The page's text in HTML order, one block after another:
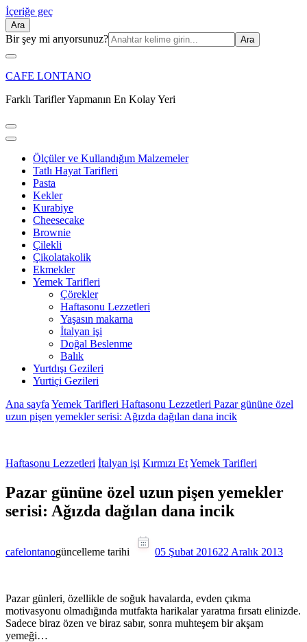
İçeriğe geç
Ara
Ara:
Bir şey mi arıyorsunuz?
CAFE LONTANO
Farklı Tarifler Yapmanın En Kolay Yeri
Ölçüler ve Kullandığım Malzemeler
Tatlı Hayat Tarifleri
Pasta
Kekler
Kurabiye
Cheesecake
Brownie
Çilekli
Çikolatakolik
Ekmekler
Yemek Tarifleri
Çörekler
Haftasonu Lezzetleri
Yaşasın makarna
İtalyan işi
Doğal Beslenme
Balık
Yurtdışı Gezileri
Yurtiçi Gezileri
Ana sayfa Yemek Tarifleri Haftasonu Lezzetleri Pazar gününe özel
uzun pişen yemekler serisi: Ağızda dağılan dana incik
Haftasonu Lezzetleri İtalyan işi Kırmızı EtYemek Tarifleri
Pazar gününe özel uzun pişen yemekler
serisi: Ağızda dağılan dana incik
cafelontanogüncelleme tarihi 05 Şubat 201622 Aralık 2013
Pazar günleri, özellikle de soğuk havalarda, evden çıkma
motivasyonu olmadığında mutfakta harikalar yaratma fırsatı elinizde.
Sadece biraz özen ve biraz sabır, sonra muhteşem bir akşam
yemeği…